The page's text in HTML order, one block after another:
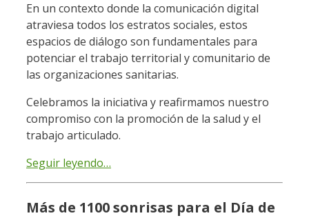
En un contexto donde la comunicación digital
atraviesa todos los estratos sociales, estos
espacios de diálogo son fundamentales para
potenciar el trabajo territorial y comunitario de
las organizaciones sanitarias.
Celebramos la iniciativa y reafirmamos nuestro
compromiso con la promoción de la salud y el
trabajo articulado.
Seguir leyendo…
Más de 1100 sonrisas para el Día de